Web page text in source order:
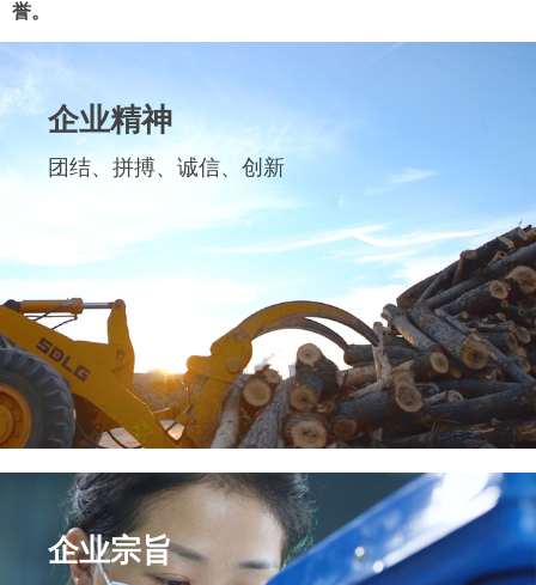
誉。
企业精神
团结、拼搏、诚信、创新
企业宗旨